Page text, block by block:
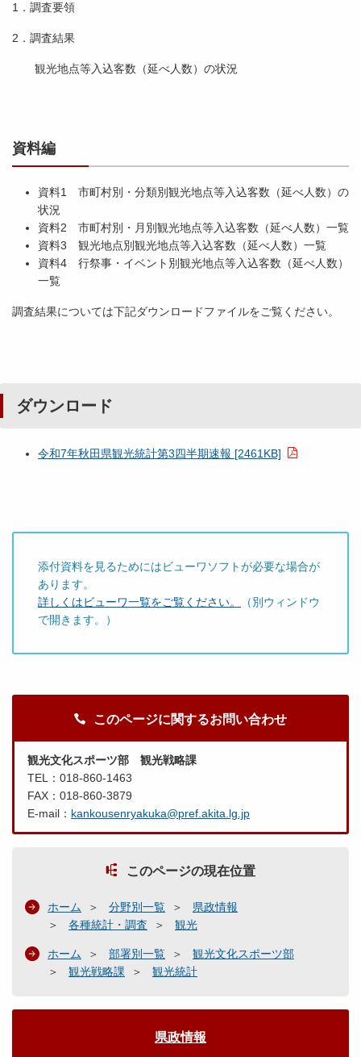
1．調査要領
2．調査結果
観光地点等入込客数（延べ人数）の状況
資料編
資料1 市町村別・分類別観光地点等入込客数（延べ人数）の
状況
資料2 市町村別・月別観光地点等入込客数（延べ人数）一覧
資料3 観光地点別観光地点等入込客数（延べ人数）一覧
資料4 行祭事・イベント別観光地点等入込客数（延べ人数）
一覧
調査結果については下記ダウンロードファイルをご覧ください。
ダウンロード
令和7年秋田県観光統計第3四半期速報 [2461KB]
添付資料を見るためにはビューワソフトが必要な場合が
あります。
詳しくはビューワ一覧をご覧ください。
（別ウィンドウ
で開きます。）
このページに関するお問い合わせ
観光文化スポーツ部 観光戦略課
TEL：018-860-1463
FAX：018-860-3879
E-mail： kankousenryakuka@pref.akita.lg.jp
このページの現在位置
ホーム 分野別一覧
県政情報
各種統計・調査
観光
ホーム 部署別一覧
観光文化スポーツ部
観光戦略課
観光統計
県政情報